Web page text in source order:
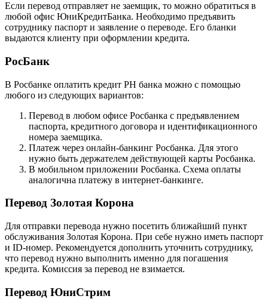
Если перевод отправляет не заемщик, то можно обратиться в
любой офис ЮниКредитБанка. Необходимо предъявить
сотруднику паспорт и заявление о переводе. Его бланки
выдаются клиенту при оформлении кредита.
РосБанк
В Росбанке оплатить кредит РН банка можно с помощью
любого из следующих вариантов:
Перевод в любом офисе Росбанка с предъявлением
паспорта, кредитного договора и идентификационного
номера заемщика.
Платеж через онлайн-банкинг Росбанка. Для этого
нужно быть держателем действующей карты Росбанка.
В мобильном приложении Росбанка. Схема оплаты
аналогична платежу в интернет-банкинге.
Перевод Золотая Корона
Для отправки перевода нужно посетить ближайший пункт
обслуживания Золотая Корона. При себе нужно иметь паспорт
и ID-номер. Рекомендуется дополнить уточнить сотруднику,
что перевод нужно выполнить именно для погашения
кредита. Комиссия за перевод не взимается.
Перевод ЮниСтрим